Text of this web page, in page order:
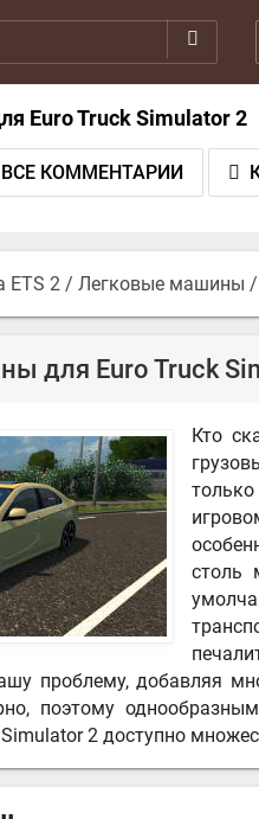
Euro Truck Simulator 2
ВСЕ КОММЕНТАРИИ
ETS 2 / Легковые машины
для Euro Truck
Кто
столь
проблему, добавляя
поэтому
Simulator 2 доступно